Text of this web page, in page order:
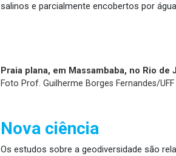
salinos e parcialmente encobertos por
Praia plana, em Massambaba, no Rio
Foto Prof. Guilherme Borges Fernandes/UFF
Nova ciência
Os estudos sobre a geodiversidade são